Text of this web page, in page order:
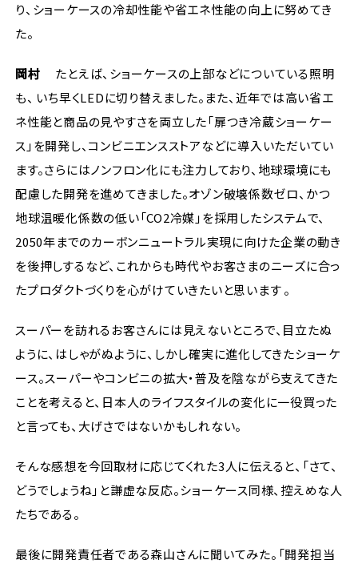
り、ショーケースの冷却性能や省エネ性能の向上に努めてき
た。
岡村
たとえば、ショーケースの上部などについている照明
も、 いち早くLEDに切り替えました。また、近年では高い省エ
ネ性能と商品の見やすさを両立した「扉つき冷蔵ショーケー
ス」を開発し、コンビニエンスストアなどに導入いただいてい
ます。さらにはノンフロン化にも注力しており、地球環境にも
配慮した開発を進めてきました。オゾン破壊係数ゼロ、かつ
地球温暖化係数の低い「CO2冷媒」を採用したシステムで、
2050年までのカーボンニュートラル実現に向けた企業の動き
を後押しするなど、これからも時代やお客さまのニーズに合っ
たプロダクトづくりを心がけていきたいと思います 。
スーパーを訪れるお客さんには見えないところで、目立たぬ
ように、はしゃがぬように、しかし確実に進化してきたショーケ
ース。スーパーやコンビニの拡大・普及を陰ながら支えてきた
ことを考えると、日本人のライフスタイルの変化に一役買った
と言っても、大げさではないかもしれない。
そんな感想を今回取材に応じてくれた3人に伝えると、「さて、
どうでしょうね」と謙虚な反応。ショーケース同様、控えめな人
たちである。
最後に開発責任者である森山さんに聞いてみた。「開発担当